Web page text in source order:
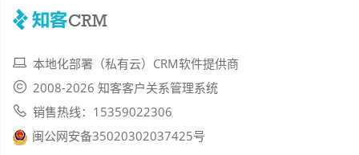
本地化部署（私有云）CRM软件提供商
2008-2026 知客客户关系管理系统
销售热线：15359022306
闽公网安备35020302037425号